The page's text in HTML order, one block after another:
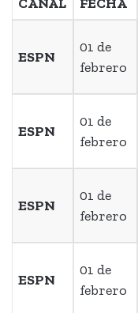
ESPN
01 de
febrero
ESPN
01 de
febrero
ESPN
01 de
febrero
ESPN
01 de
febrero